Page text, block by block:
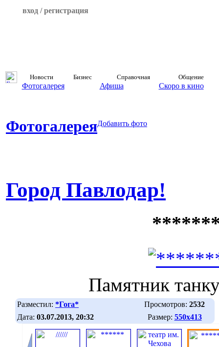
вход / регистрация
Новости Бизнес Справочная Общение
Фотогалерея Афиша Скоро в кино
ФотогалереяДобавить фото
Город Павлодар!
Памятник
Разместил: *Гога* Просмотров: 2532
Дата: 03.07.2013, 20:32 Размер: 550х413